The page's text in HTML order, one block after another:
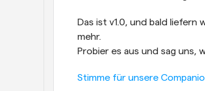
Das ist v1.0, und bald
mehr.
Probier es aus und sag uns,
Stimme für unsere